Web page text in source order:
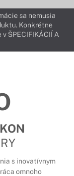
sa nemusia
Konkrétne
ŠPECIFIKÁCIÍ A
s inovatívnym
omnoho